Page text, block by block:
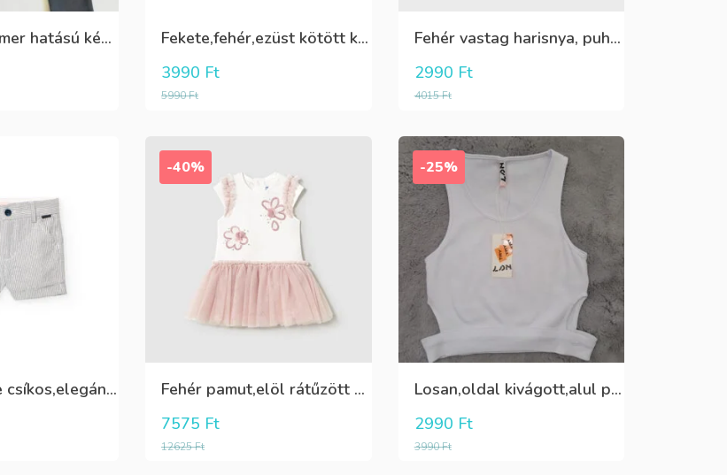
Sötétkék farmer hatású kényelmes nadrág
Fekete,fehér,ezüst kötött kesztyű
5990Ft
3990 Ft
Fehér vastag harisnya, puha meleg
4015Ft
2990 Ft
Fehér-szürke csíkos,elegáns,fiú vászon rövidnadrág
-40%
Fehér pamut,elöl rátűzött virággal,vállon és a szoknya része pöttyös tüll,egybe ruha
12625Ft
7575 Ft
-25%
Losan,oldal kivágott,alul passzés rövid lány trikó,póló
3990Ft
2990 Ft